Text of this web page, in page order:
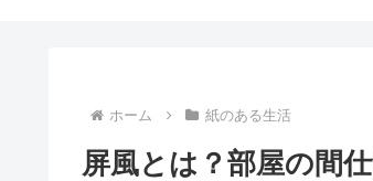
ホーム 紙のある生活
屏風とは？部屋の間